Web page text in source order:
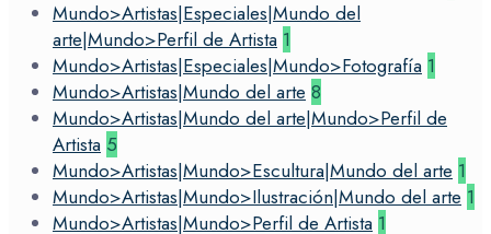
Mundo>Artistas|Especiales|Mundo del
arte|Mundo>Perfil de Artista 1
Mundo>Artistas|Especiales|Mundo>Fotografía 1
Mundo>Artistas|Mundo del arte 8
Mundo>Artistas|Mundo del arte|Mundo>Perfil de
Artista 5
Mundo>Artistas|Mundo>Escultura|Mundo del arte 1
Mundo>Artistas|Mundo>Ilustración|Mundo del arte 1
Mundo>Artistas|Mundo>Perfil de Artista 1